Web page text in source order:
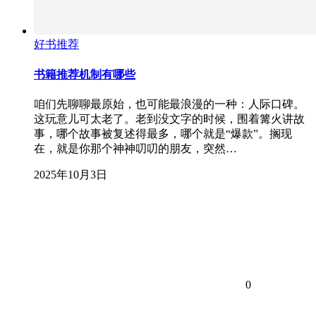
好书推荐
书籍推荐机制有哪些
咱们先聊聊最原始，也可能最浪漫的一种：人际口碑。
这玩意儿可太老了。老到没文字的时候，围着篝火讲故
事，哪个故事被复述得最多，哪个就是“爆款”。搁现
在，就是你那个神神叨叨的朋友，突然…
2025年10月3日
0